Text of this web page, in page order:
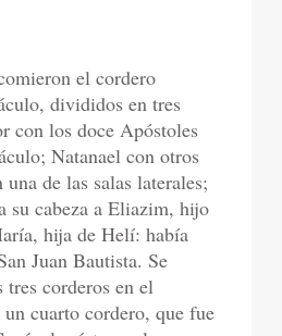
el cordero
divididos en tres
con los doce Apóstoles
Natanael con otros
de las salas laterales;
su cabeza a Eliazim, hijo
hija de Helí: había
Juan Bautista. Se
tres corderos en el
cuarto cordero, que fue